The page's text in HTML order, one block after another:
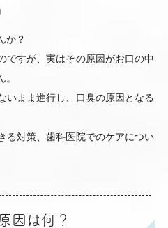
か？
ですが、実はその原因がお口の中
いまま進行し、口臭の原因となる
る対策、歯科医院でのケアについ
因は何？